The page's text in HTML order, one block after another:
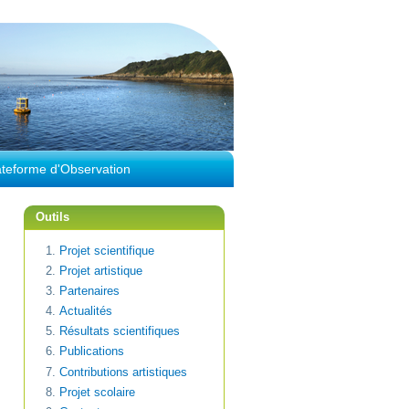
d'Observation
Outils
Projet scientifique
Projet artistique
Partenaires
Actualités
Résultats scientifiques
Publications
Contributions artistiques
Projet scolaire